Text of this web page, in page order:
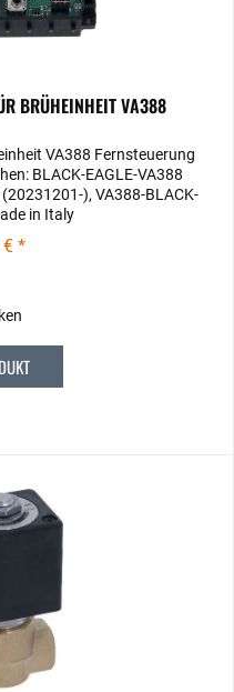
BRÜHEINHEIT VA388
VA388 Fernsteuerung
BLACK-EAGLE-VA388
), VA388-BLACK-
in Italy
€ *